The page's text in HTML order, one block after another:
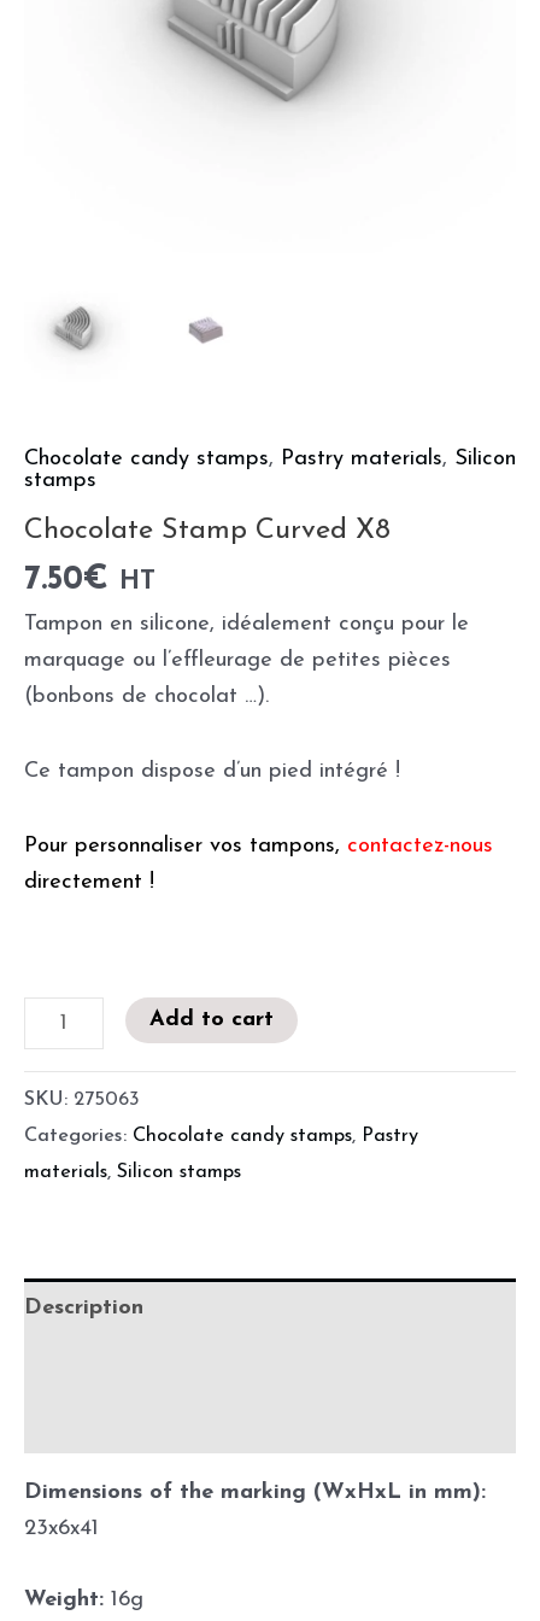
Chocolate candy stamps, Pastry materials, Silicon
stamps
Chocolate Stamp Curved X8
7.50€ HT
Tampon en silicone, idéalement conçu pour le
marquage ou l’effleurage de petites pièces
(bonbons de chocolat …).
Ce tampon dispose d’un pied intégré !
Pour personnaliser vos tampons, contactez-nous
directement !
Add to cart
SKU: 275063
Categories: Chocolate candy stamps, Pastry
materials, Silicon stamps
Description
Dimensions of the marking (WxHxL in mm):
23x6x41
Weight: 16g